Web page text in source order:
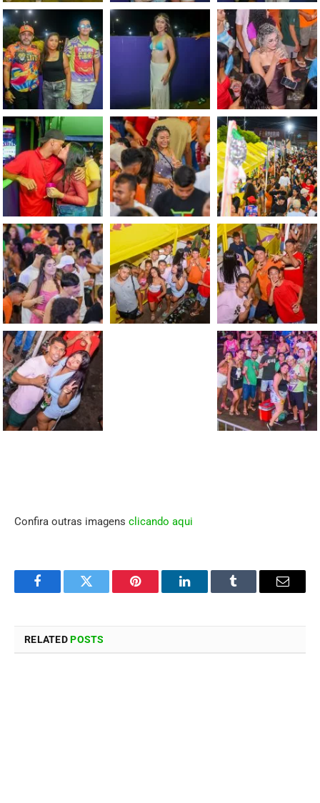
Confira outras imagens clicando aqui
FacebookTwitter Pinterest LinkedInTumblr Email
RELATEDPOSTS